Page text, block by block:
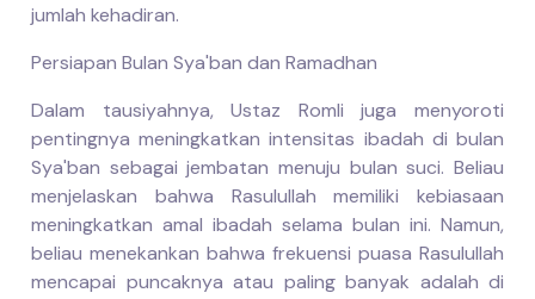
jumlah kehadiran.
Persiapan Bulan Sya'ban dan Ramadhan
Dalam tausiyahnya, Ustaz Romli juga menyoroti
pentingnya meningkatkan intensitas ibadah di bulan
Sya'ban sebagai jembatan menuju bulan suci. Beliau
menjelaskan bahwa Rasulullah memiliki kebiasaan
meningkatkan amal ibadah selama bulan ini. Namun,
beliau menekankan bahwa frekuensi puasa Rasulullah
mencapai puncaknya atau paling banyak adalah di